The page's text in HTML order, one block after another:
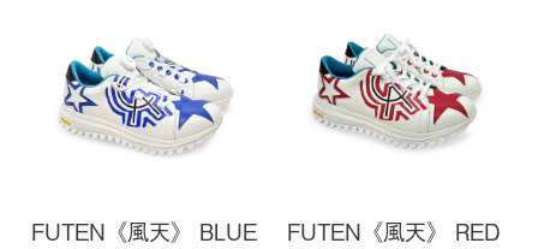
FUTEN《風天》 BLUE
FUTEN《風天》 RED